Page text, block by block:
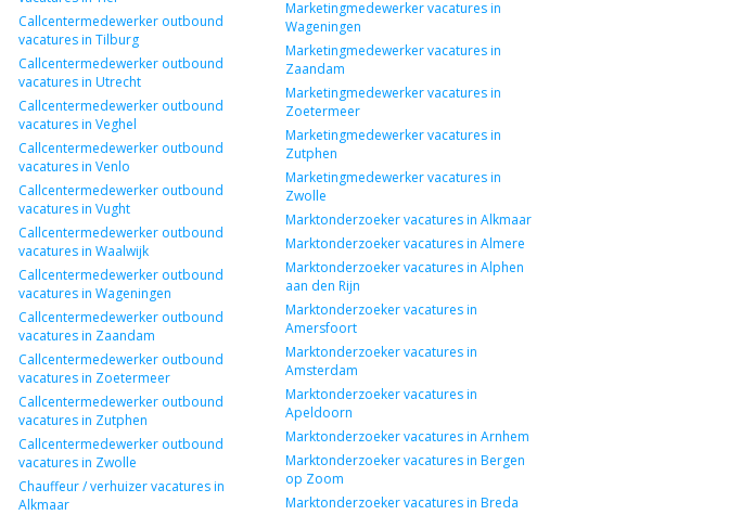
Callcentermedewerker outbound
vacatures in Tilburg
Callcentermedewerker outbound
vacatures in Utrecht
Callcentermedewerker outbound
vacatures in Veghel
Callcentermedewerker outbound
vacatures in Venlo
Callcentermedewerker outbound
vacatures in Vught
Callcentermedewerker outbound
vacatures in Waalwijk
Callcentermedewerker outbound
vacatures in Wageningen
Callcentermedewerker outbound
vacatures in Zaandam
Callcentermedewerker outbound
vacatures in Zoetermeer
Callcentermedewerker outbound
vacatures in Zutphen
Callcentermedewerker outbound
vacatures in Zwolle
Chauffeur / verhuizer vacatures in
Alkmaar
Marketingmedewerker vacatures in
Wageningen
Marketingmedewerker vacatures in
Zaandam
Marketingmedewerker vacatures in
Zoetermeer
Marketingmedewerker vacatures in
Zutphen
Marketingmedewerker vacatures in
Zwolle
Marktonderzoeker vacatures in Alkmaar
Marktonderzoeker vacatures in Almere
Marktonderzoeker vacatures in Alphen
aan den Rijn
Marktonderzoeker vacatures in
Amersfoort
Marktonderzoeker vacatures in
Amsterdam
Marktonderzoeker vacatures in
Apeldoorn
Marktonderzoeker vacatures in Arnhem
Marktonderzoeker vacatures in Bergen
op Zoom
Marktonderzoeker vacatures in Breda